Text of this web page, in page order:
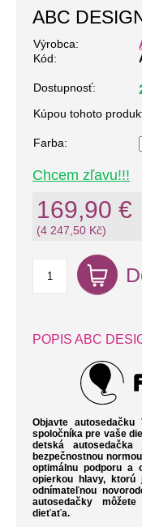
ABC
Výrobca:
Kód:
Dostupnosť:
Kúpou tohoto
Farba:
Chcem zľavu!!!
169,90 €
(4 247,50 Kč)
POPIS ABC
Objavte autosedačku
spoločníka pre vaše
detská
bezpečnostnou
optimálnu podporu a
opierkou hlavy,
odnímateľnou
autosedačky
dieťaťa.